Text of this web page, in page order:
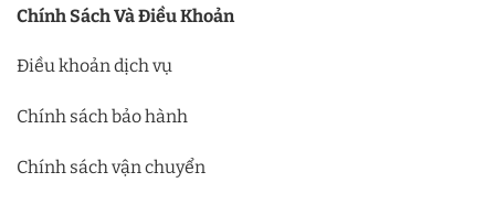
Chính Sách Và Điều Khoản
Điều khoản dịch vụ
Chính sách bảo hành
Chính sách vận chuyển